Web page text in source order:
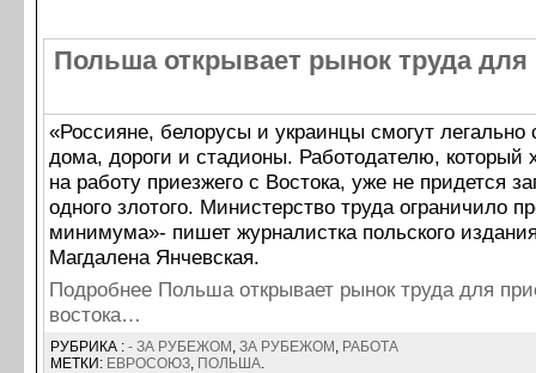
Польша открывает рынок труда для
«Россияне, белорусы и украинцы смогут легально
дома, дороги и стадионы. Работодателю, который
на работу приезжего с Востока, уже не придется
одного злотого. Министерство труда ограничило
минимума»- пишет журналистка польского
Магдалена Янчевская.
Подробнее Польша открывает рынок труда для
востока…
РУБРИКА : - ЗА РУБЕЖОМ , ЗА РУБЕЖОМ , РАБОТА
МЕТКИ: ЕВРОСОЮЗ, ПОЛЬША.